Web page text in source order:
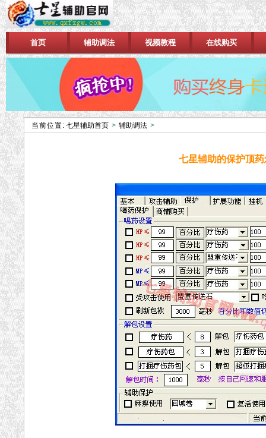
首页 辅助调法 视频教程 在线购买
当前位置: 七星辅助首页 > 辅助调法 >
七星辅助的保护顶